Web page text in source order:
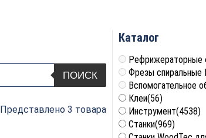
ПОИСК
Представлено 3 товара
Каталог
Рефрижераторные
Фрезы спиральные
Вспомогательное
Клеи(56)
Инструмент(4538)
Станки(969)